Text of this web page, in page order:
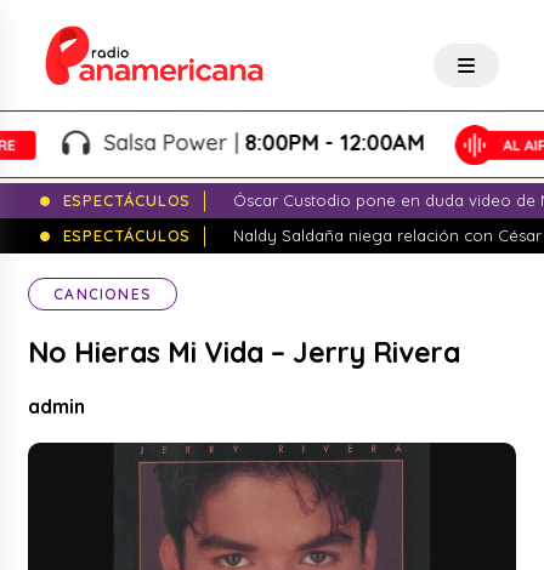
Salsa Power |8:00PM - 12:00AM
ESPECTÁCULOS
Óscar Custodio pone en duda video de
ESPECTÁCULOS
Naldy Saldaña niega relación con
CANCIONES
No Hieras Mi Vida – Jerry Rivera
admin